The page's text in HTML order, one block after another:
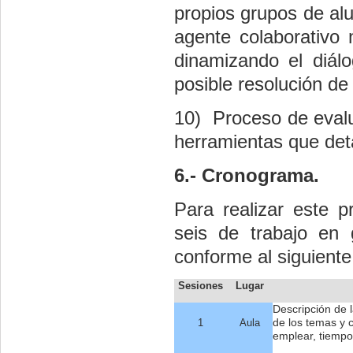
propios grupos de
agente
dinamizando el
posible resolución
10)
Proceso de
herramientas que
6.- Cronograma.
Para realizar este
seis de trabajo en
conforme al
Sesiones Lugar
1 Aula
Descripción de
de los temas y
emplear,